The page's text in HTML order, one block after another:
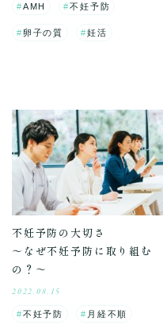
AMH 不妊予防
卵子の質 妊活
不妊予防の大切さ
～なぜ不妊予防に取り組む
の？～
2022.08.15
不妊予防 月経不順